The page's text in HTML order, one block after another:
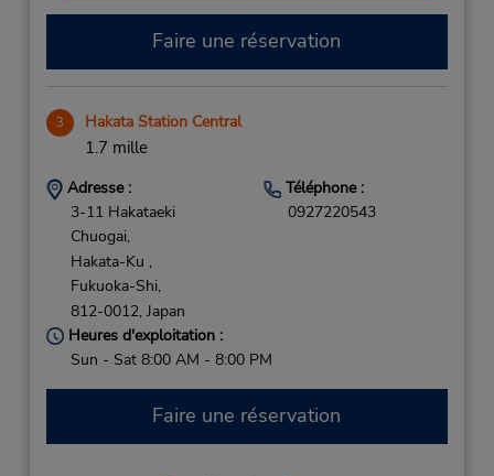
Faire une réservation
3 Hakata Station Central
1.7 mille
Adresse :
3-11 Hakataeki
Chuogai,
Hakata-Ku ,
Fukuoka-Shi,
812-0012, Japan
Téléphone :
0927220543
Heures d'exploitation :
Sun - Sat 8:00 AM - 8:00 PM
Faire une réservation